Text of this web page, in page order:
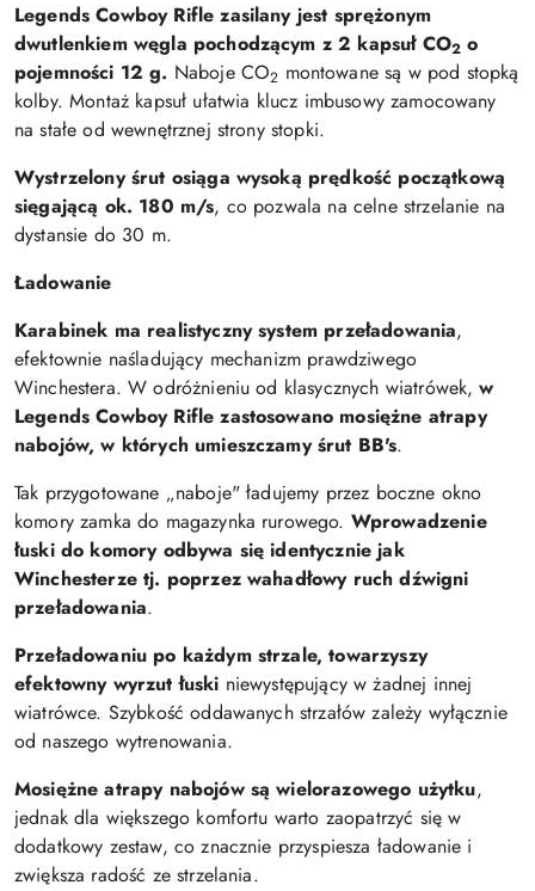
Legends Cowboy Rifle zasilany jest sprężonym
dwutlenkiem węgla pochodzącym z 2 kapsuł CO2 o
pojemności 12 g. Naboje CO2 montowane są w pod stopką
kolby. Montaż kapsuł ułatwia klucz imbusowy zamocowany
na stałe od wewnętrznej strony stopki.
Wystrzelony śrut osiąga wysoką prędkość początkową
sięgającą ok. 180 m/s, co pozwala na celne strzelanie na
dystansie do 30 m.
Ładowanie
Karabinek ma realistyczny system przeładowania,
efektownie naśladujący mechanizm prawdziwego
Winchestera. W odróżnieniu od klasycznych wiatrówek,w
Legends Cowboy Rifle zastosowano mosiężne atrapy
nabojów, w których umieszczamy śrut BB's.
Tak przygotowane „naboje" ładujemy przez boczne okno
komory zamka do magazynka rurowego. Wprowadzenie
łuski do komory odbywa się identycznie jak
Winchesterze tj. poprzez wahadłowy ruch dźwigni
przeładowania.
Przeładowaniu po każdym strzale, towarzyszy
efektowny wyrzut łuski niewystępujący w żadnej innej
wiatrówce. Szybkość oddawanych strzałów zależy wyłącznie
od naszego wytrenowania.
Mosiężne atrapy nabojów są wielorazowego użytku,
jednak dla większego komfortu warto zaopatrzyć się w
dodatkowy zestaw, co znacznie przyspiesza ładowanie i
zwiększa radość ze strzelania.